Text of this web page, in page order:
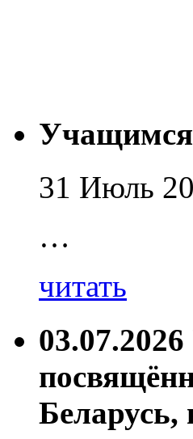
Учащимся
31 Июль
…
читать
Беларусь,